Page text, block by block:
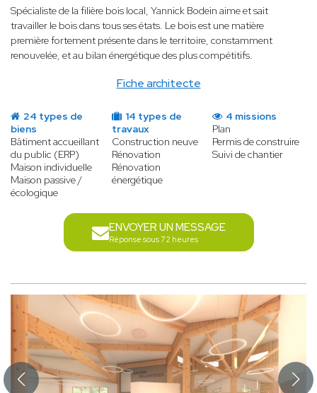
Fiche architecte
Spécialiste de la filière bois local, Yannick Bodein aime et sait
travailler le bois dans tous ses états. Le bois est une matière
première fortement présente dans le territoire, constamment
renouvelée, et au bilan énergétique des plus compétitifs.
24 types de
biens
Bâtiment accueillant
du public (ERP)
Maison individuelle
Maison passive /
écologique
14 types de
travaux
Construction neuve
Rénovation
Rénovation
énergétique
4 missions
Plan
Permis de construire
Suivi de chantier
ENVOYER UN MESSAGE
Réponse sous 72 heures